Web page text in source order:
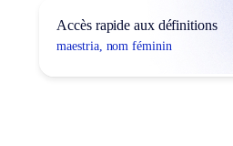
Accès rapide aux définitions
maestria, nom féminin